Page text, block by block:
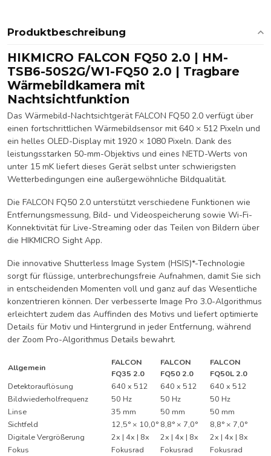
Produktbeschreibung
HIKMICRO FALCON FQ50 2.0 | HM-
TSB6-50S2G/W1-FQ50 2.0 | Tragbare
Wärmebildkamera mit
Nachtsichtfunktion
Das Wärmebild-Nachtsichtgerät FALCON FQ50 2.0 verfügt über
einen fortschrittlichen Wärmebildsensor mit 640 × 512 Pixeln und
ein helles OLED-Display mit 1920 × 1080 Pixeln. Dank des
leistungsstarken 50-mm-Objektivs und eines NETD-Werts von
unter 15 mK liefert dieses Gerät selbst unter schwierigsten
Wetterbedingungen eine außergewöhnliche Bildqualität.
Die FALCON FQ50 2.0 unterstützt verschiedene Funktionen wie
Entfernungsmessung, Bild- und Videospeicherung sowie Wi-Fi-
Konnektivität für Live-Streaming oder das Teilen von Bildern über
die HIKMICRO Sight App.
Die innovative Shutterless Image System (HSIS)*-Technologie
sorgt für flüssige, unterbrechungsfreie Aufnahmen, damit Sie sich
in entscheidenden Momenten voll und ganz auf das Wesentliche
konzentrieren können. Der verbesserte Image Pro 3.0-Algorithmus
erleichtert zudem das Auffinden des Motivs und liefert optimierte
Details für Motiv und Hintergrund in jeder Entfernung, während
der Zoom Pro-Algorithmus Details bewahrt.
Allgemein
FALCON
FQ35 2.0
FALCON
FQ50 2.0
FALCON
FQ50L 2.0
Detektorauflösung
640 x 512 640 x 512
640 x 512
Bildwiederholfrequenz
50 Hz 50 Hz
50 Hz
Linse
35 mm 50 mm
50 mm
Sichtfeld
12,5° × 10,0° 8,8° × 7,0°
8,8° × 7,0°
Digitale Vergrößerung
2x | 4x | 8x 2x | 4x | 8x
2x | 4x | 8x
Fokus
Fokusrad Fokusrad
Fokusrad